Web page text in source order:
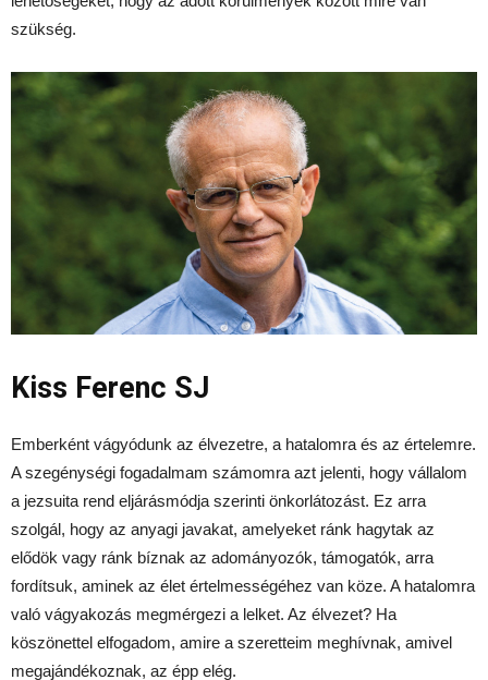
szükség.
Kiss Ferenc SJ
Emberként vágyódunk az élvezetre, a hatalomra és az értelemre.
A szegénységi fogadalmam számomra azt jelenti, hogy vállalom
a jezsuita rend eljárásmódja szerinti önkorlátozást. Ez arra
szolgál, hogy az anyagi javakat, amelyeket ránk hagytak az
elődök vagy ránk bíznak az adományozók, támogatók, arra
fordítsuk, aminek az élet értelmességéhez van köze. A hatalomra
való vágyakozás megmérgezi a lelket. Az élvezet? Ha
köszönettel elfogadom, amire a szeretteim meghívnak, amivel
megajándékoznak, az épp elég.